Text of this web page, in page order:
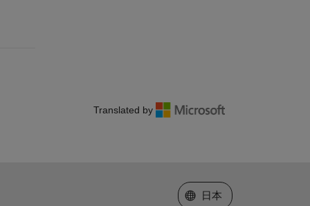
Translated by
Web サイトの選択
日本